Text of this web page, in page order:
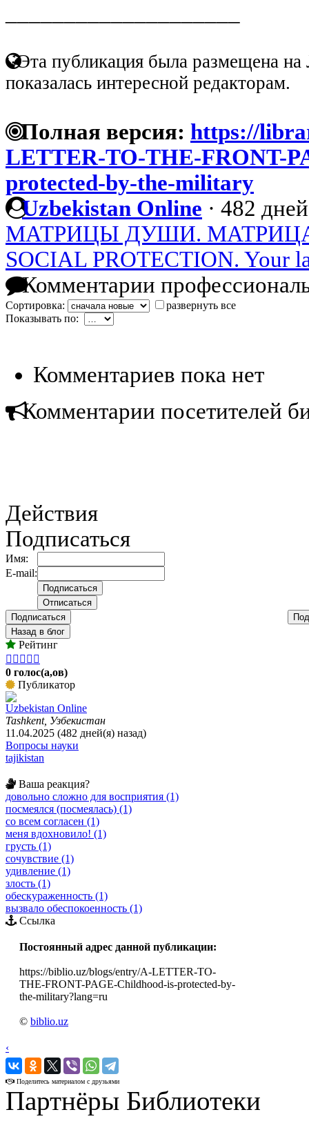
Эта публикация была размещена на
показалась интересной редакторам.
Полная версия: https://
LETTER-TO-THE-FRONT-
protected-by-the-military
Uzbekistan Online · 482
МАТРИЦЫ ДУШИ.
SOCIAL PROTECTION. Your
Комментарии
Сортировка:
развернуть все
Показывать по:
Комментариев пока нет
Комментарии посетителей
Действия
Подписаться
Имя:
E-mail:
Подписаться
Назад в блог
Рейтинг
    
0 голос(а,ов)
Публикатор
Uzbekistan Online
Tashkent, Узбекистан
11.04.2025 (482 дней(я) назад)
Вопросы науки
tajikistan
Ваша реакция?
довольно сложно для восприятия (1)
посмеялся (посмеялась) (1)
со всем согласен (1)
меня вдохновило! (1)
грусть (1)
сочувствие (1)
удивление (1)
злость (1)
обескураженность (1)
вызвало обеспокоенность (1)
Ссылка
Постоянный адрес данной публикации:
https://biblio.uz/blogs/entry/A-LETTER-TO-
THE-FRONT-PAGE-Childhood-is-protected-by-
the-military?lang=ru
© biblio.uz
‹
›
Поделитесь материалом с друзьями
Партнёры Библиотеки